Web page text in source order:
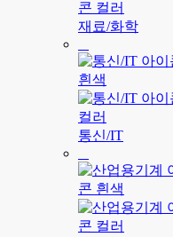
재료/화학
통신/IT